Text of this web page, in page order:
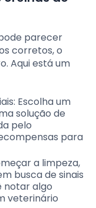
parecer
corretos, o
Aqui está um
Escolha um
solução de
pelo
para
a limpeza,
busca de sinais
notar algo
veterinário